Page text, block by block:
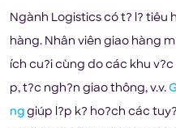
Ngành Logistics có t? l? tiêu
hàng. Nhân viên giao hàng
ích cu?i cùng do các khu v?c
p, t?c ngh?n giao thông, v.v.
ng giúp l?p k? ho?ch các